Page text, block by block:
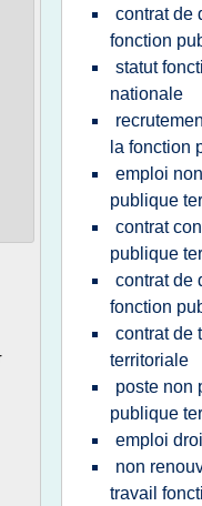
contrat de
fonction
statut
nationale
la fonction
emploi
publique
contrat
publique
contrat de
fonction
contrat de
territoriale
poste non
publique
emploi
non
travail